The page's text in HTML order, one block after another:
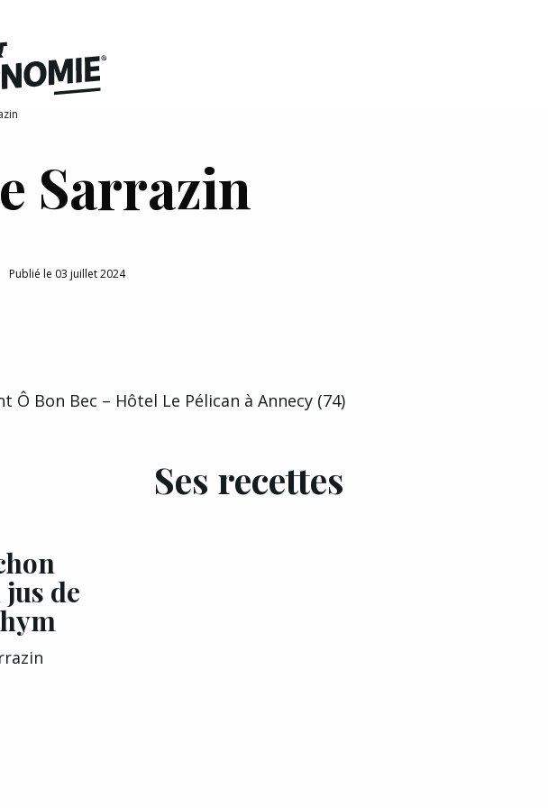
Sarrazin
Publié le 03 juillet 2024
Ô Bon Bec – Hôtel Le Pélican à Annecy (74)
Ses recettes
jus de